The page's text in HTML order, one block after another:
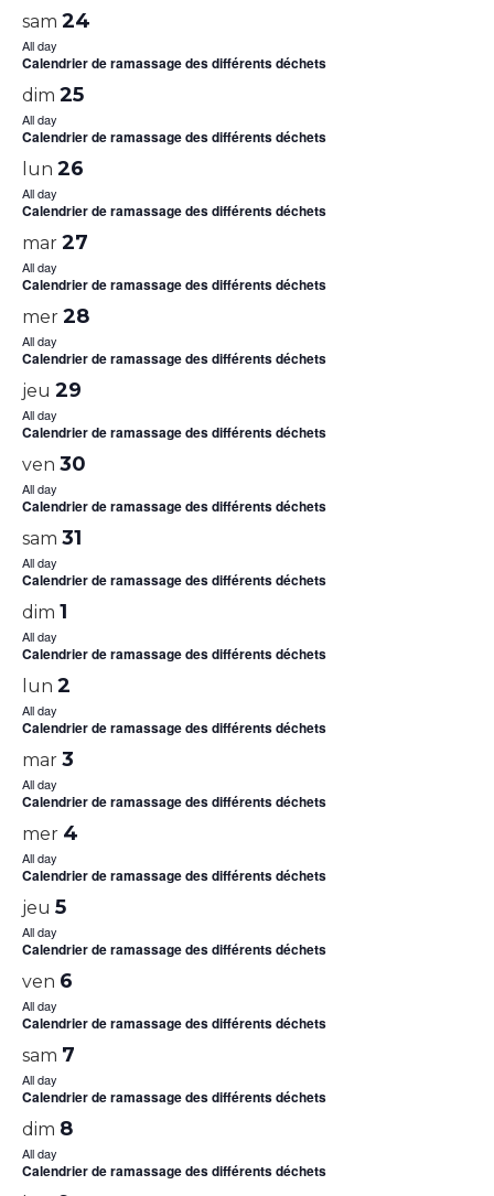
sam 24
All day
Calendrier de ramassage des différents déchets
dim 25
All day
Calendrier de ramassage des différents déchets
lun 26
All day
Calendrier de ramassage des différents déchets
mar 27
All day
Calendrier de ramassage des différents déchets
mer 28
All day
Calendrier de ramassage des différents déchets
jeu 29
All day
Calendrier de ramassage des différents déchets
ven 30
All day
Calendrier de ramassage des différents déchets
sam 31
All day
Calendrier de ramassage des différents déchets
dim 1
All day
Calendrier de ramassage des différents déchets
lun 2
All day
Calendrier de ramassage des différents déchets
mar 3
All day
Calendrier de ramassage des différents déchets
mer 4
All day
Calendrier de ramassage des différents déchets
jeu 5
All day
Calendrier de ramassage des différents déchets
ven 6
All day
Calendrier de ramassage des différents déchets
sam 7
All day
Calendrier de ramassage des différents déchets
dim 8
All day
Calendrier de ramassage des différents déchets